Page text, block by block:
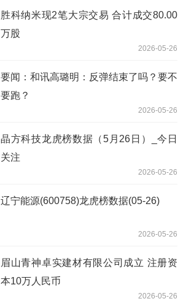
胜科纳米现2笔大宗交易 合计成交80.00
万股
2026-05-26
要闻：和讯高璐明：反弹结束了吗？要不
要跑？
2026-05-26
晶方科技龙虎榜数据（5月26日）_今日
关注
2026-05-26
辽宁能源(600758)龙虎榜数据(05-26)
2026-05-26
眉山青神卓实建材有限公司成立 注册资
本10万人民币
2026-05-26